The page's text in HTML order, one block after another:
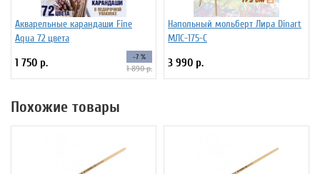
Акварельные карандаши Fine
Aqua 72 цвета
1 750 р. -7 %
1 890 р.
Напольный мольберт Лира Dinart
МЛС-175-С
3 990 р.
Похожие товары